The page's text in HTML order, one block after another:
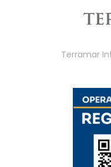
Terramar